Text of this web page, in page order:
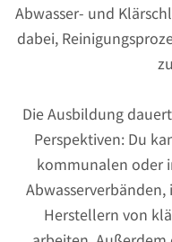
Abwasser- und
dabei,
Die Ausbildung
Perspektiven: Du
kommunalen oder
Herstellern von